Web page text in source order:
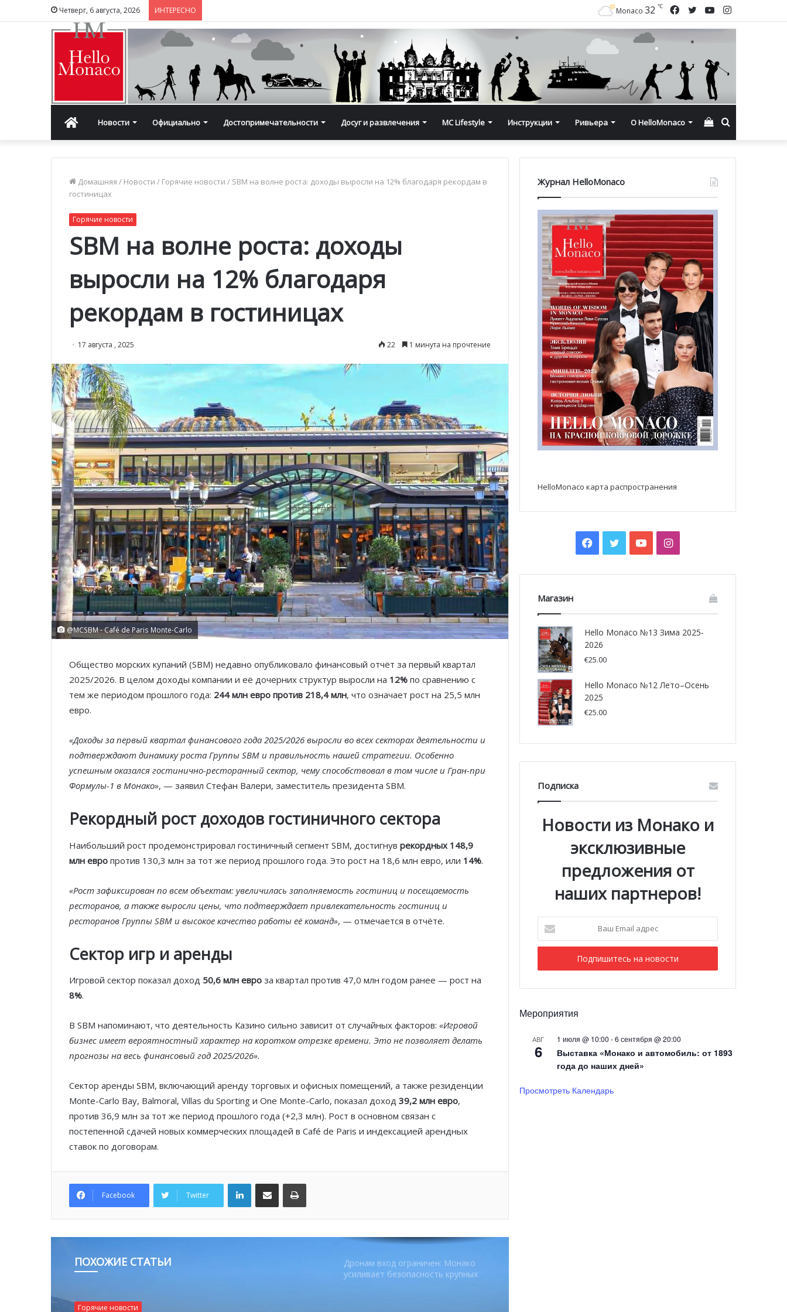
Четверг, 6 августа, 2026 ИНТЕРЕСНО Instagram
YouTube
Twitter
Facebook
Monaco 32 ℃
ГлавнаяНовости Официально Достопримечательности Досуг и развлечения MC Lifestyle Инструкции Ривьера О HelloMonaco Смотреть
корзину
Домашняя / Новости / Горячие новости / SBM на волне роста: доходы выросли на 12% благодаря рекордам в
гостиницах
Горячие новости
SBM на волне роста: доходы
выросли на 12% благодаря
рекордам в гостиницах
17 августа , 2025 22 1 минута на прочтение
@MCSBM - Café de Paris Monte-Carlo
Общество морских купаний (SBM) недавно опубликовало финансовый отчёт за первый квартал
2025/2026. В целом доходы компании и её дочерних структур выросли на 12% по сравнению с
тем же периодом прошлого года: 244 млн евро против 218,4 млн, что означает рост на 25,5 млн
евро.
«Доходы за первый квартал финансового года 2025/2026 выросли во всех секторах деятельности и
подтверждают динамику роста Группы SBM и правильность нашей стратегии. Особенно
успешным оказался гостинично-ресторанный сектор, чему способствовал в том числе и Гран-при
Формулы-1 в Монако», — заявил Стефан Валери, заместитель президента SBM.
Рекордный рост доходов гостиничного сектора
Наибольший рост продемонстрировал гостиничный сегмент SBM, достигнув рекордных 148,9
млн евро против 130,3 млн за тот же период прошлого года. Это рост на 18,6 млн евро, или 14%.
«Рост зафиксирован по всем объектам: увеличилась заполняемость гостиниц и посещаемость
ресторанов, а также выросли цены, что подтверждает привлекательность гостиниц и
ресторанов Группы SBM и высокое качество работы её команд», — отмечается в отчёте.
Сектор игр и аренды
Игровой сектор показал доход 50,6 млн евро за квартал против 47,0 млн годом ранее — рост на
8%.
В SBM напоминают, что деятельность Казино сильно зависит от случайных факторов: «Игровой
бизнес имеет вероятностный характер на коротком отрезке времени. Это не позволяет делать
прогнозы на весь финансовый год 2025/2026».
Сектор аренды SBM, включающий аренду торговых и офисных помещений, а также резиденции
Monte-Carlo Bay, Balmoral, Villas du Sporting и One Monte-Carlo, показал доход 39,2 млн евро,
против 36,9 млн за тот же период прошлого года (+2,3 млн). Рост в основном связан с
постепенной сдачей новых коммерческих площадей в Café de Paris и индексацией арендных
ставок по договорам.
Facebook Twitter
LinkedInПоделиться по электронной почте Распечатать
ПОХОЖИЕ СТАТЬИ
Князь Альбер II и Принцесса
Шарль Леклер вновь в борьбе:
Ferrari набирает скорость перед
SBM и Be Safe Monaco продлили
партнёрство ради безопасных
летних ночей
В Монако раскрыли мошенничество
Дронам вход ограничен: Монако
усиливает безопасность крупных
мероприятий
Журнал HelloMonaco
HelloMonaco карта распространения
Facebook
TwitterYouTubeInstagram
Магазин
Hello Monaco №13 Зима 2025-
2026
€25.00
Hello Monaco №12 Лето–Осень
2025
€25.00
Подписка
Новости из Монако и
эксклюзивные
предложения от
наших партнеров!
Email
адрес
Мероприятия
АВГ
6
1 июля @ 10:00 -6 сентября @ 20:00
Выставка «Монако и автомобиль: от 1893
года до наших дней»
Просмотреть Календарь